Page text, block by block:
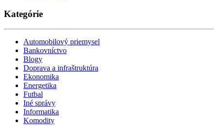
Kategórie
Automobilový priemysel
Bankovníctvo
Blogy
Doprava a infraštruktúra
Ekonomika
Energetika
Futbal
Iné správy
Informatika
Komodity